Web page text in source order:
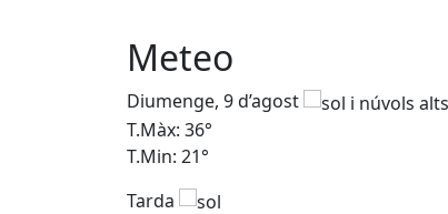
Meteo
Diumenge, 9 d’agost
T.Màx: 36°
T.Min: 21°
Tarda